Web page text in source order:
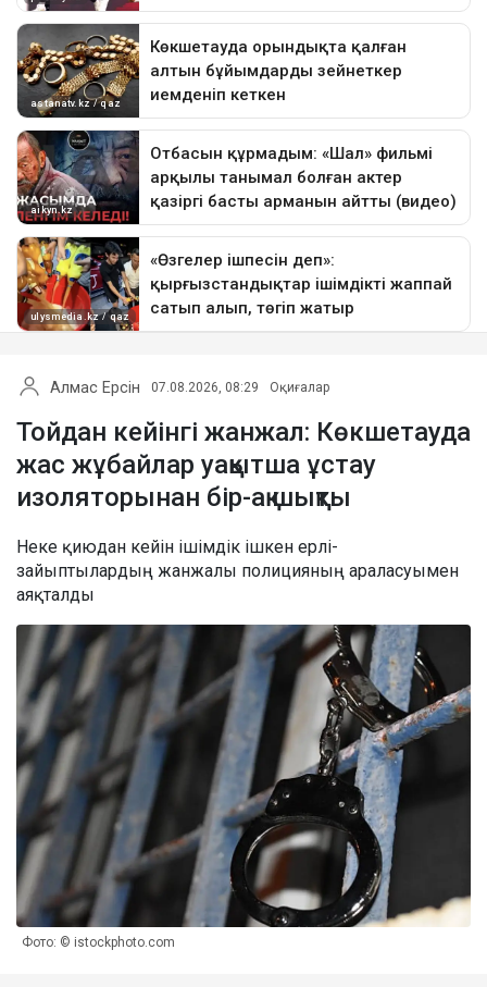
Алмас Ерсін 07.08.2026, 08:29 Оқиғалар
Тойдан кейінгі жанжал: Көкшетауда
жас жұбайлар уақытша ұстау
изоляторынан бір-ақ шықты
Неке қиюдан кейін ішімдік ішкен ерлі-
зайыптылардың жанжалы полицияның араласуымен
аяқталды
Фото: © istockphoto.com